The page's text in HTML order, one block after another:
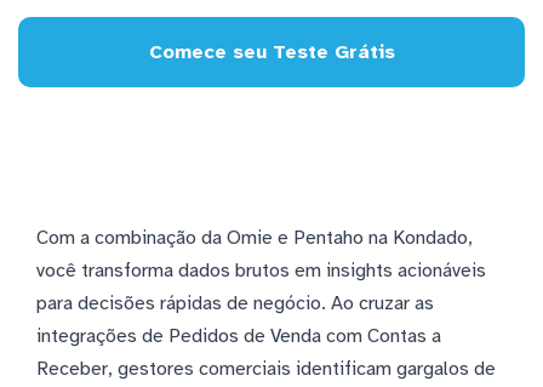
Comece seu Teste Grátis
Com a combinação da Omie e Pentaho na Kondado,
você transforma dados brutos em insights acionáveis
para decisões rápidas de negócio. Ao cruzar as
integrações de Pedidos de Venda com Contas a
Receber, gestores comerciais identificam gargalos de